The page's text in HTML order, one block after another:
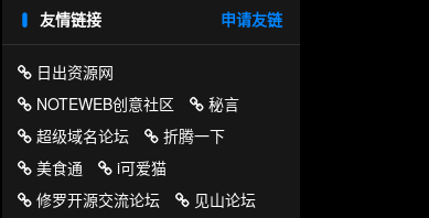
友情链接 申请友链
日出资源网
NOTEWEB创意社区
秘言
超级域名论坛
折腾一下
美食通
i可爱猫
修罗开源交流论坛
见山论坛